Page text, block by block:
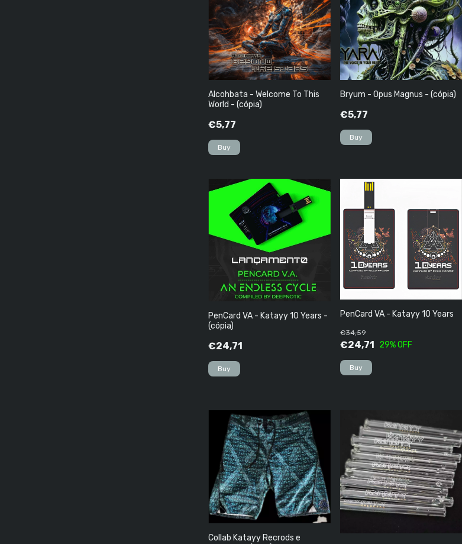
Alcohbata - Welcome To This
World - (cópia)
€5,77
Bryum - Opus Magnus - (cópia)
€5,77
PenCard VA - Katayy 10 Years -
(cópia)
€24,71
PenCard VA - Katayy 10 Years
€24,71
€34,59
29% OFF
Collab Katayy Recrods e